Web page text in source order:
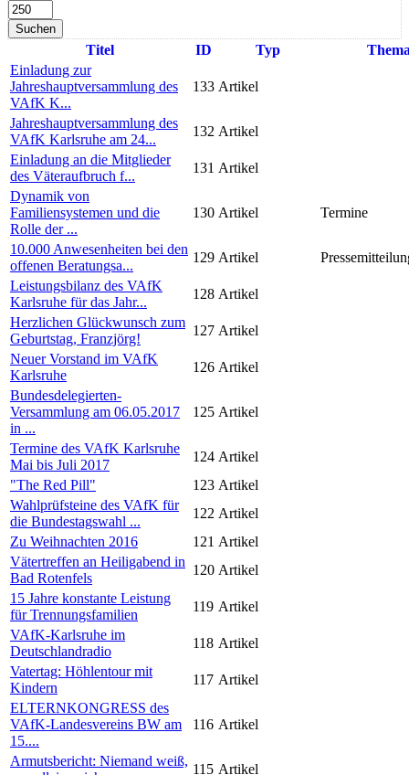
Suchen
Titel ID Typ
Einladung zur
Jahreshauptversammlung des
VAfK K...
133 Artikel
Jahreshauptversammlung des
VAfK Karlsruhe am 24...
132 Artikel
Einladung an die Mitglieder
des Väteraufbruch f...
131 Artikel
Dynamik von
Familiensystemen und die
Rolle der ...
130 Artikel Termine
10.000 Anwesenheiten bei den
offenen Beratungsa...
129 Artikel
Leistungsbilanz des VAfK
Karlsruhe für das Jahr...
128 Artikel
Herzlichen Glückwunsch zum
Geburtstag, Franzjörg!
127 Artikel
Neuer Vorstand im VAfK
Karlsruhe
126 Artikel
Bundesdelegierten-
Versammlung am 06.05.2017
in ...
125 Artikel
Termine des VAfK Karlsruhe
Mai bis Juli 2017
124 Artikel
"The Red Pill"
123 Artikel
Wahlprüfsteine des VAfK für
die Bundestagswahl ...
122 Artikel
Zu Weihnachten 2016
121 Artikel
Vätertreffen an Heiligabend in
Bad Rotenfels
120 Artikel
15 Jahre konstante Leistung
für Trennungsfamilien
119 Artikel
VAfK-Karlsruhe im
Deutschlandradio
118 Artikel
Vatertag: Höhlentour mit
Kindern
117 Artikel
ELTERNKONGRESS des
VAfK-Landesvereins BW am
15....
116 Artikel
Armutsbericht: Niemand weiß,
115 Artikel